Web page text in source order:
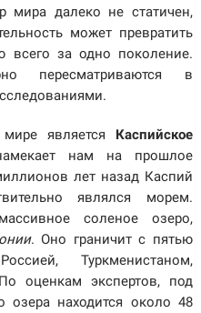
мира далеко не статичен,
может превратить
за одно поколение.
пересматриваются в
является Каспийское
нам на прошлое
лет назад Каспий
являлся морем.
соленое озеро,
. Оно граничит с пятью
Туркменистаном,
оценкам экспертов, под
озера находится около 48